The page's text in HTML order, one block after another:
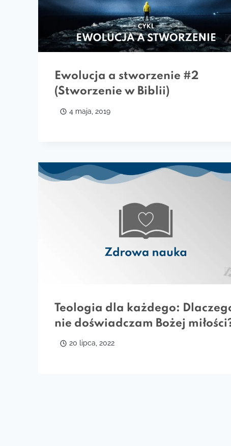
Ewolucja a stworzenie #2
(Stworzenie w Biblii)
4 maja, 2019
Teologia dla każdego:
nie doświadczam Bożej
20 lipca, 2022